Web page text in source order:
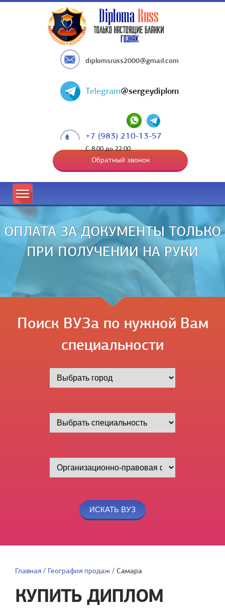
diplomsruss2000@gmail.com
Telegram@sergeydiplom
+7 (983) 210-13-57
С 8:00 до 22:00
Обратный звонок
ОПЛАТА ЗА ДОКУМЕНТЫ ТОЛЬКО
ПРИ ПОЛУЧЕНИИ НА РУКИ
Поиск ВУЗа по нужной Вам
специальности
Главная / География продаж / Самара
КУПИТЬ ДИПЛОМ